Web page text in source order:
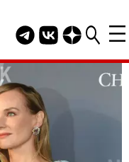
Telegram канал
Группа HELLO
Канал